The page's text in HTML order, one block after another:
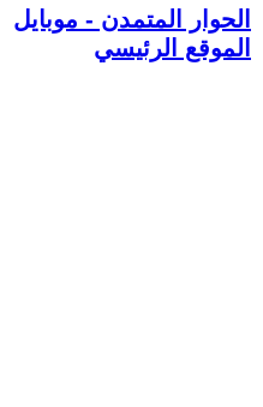
الحوار المتمدن - موبايل
الموقع الرئيسي